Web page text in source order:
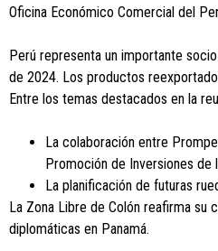
Oficina Económico Comercial del
Perú representa un importante
de 2024. Los productos
Entre los temas destacados en la
La colaboración entre
Promoción de Inversiones de
La planificación de futuras
La Zona Libre de Colón reafirma su
diplomáticas en Panamá.